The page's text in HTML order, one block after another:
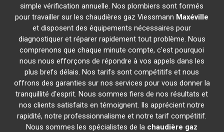
simple vérification annuelle. Nos plombiers sont formés
pour travailler sur les chaudières gaz Viessmann Maxéville
et disposent des équipements nécessaires pour
diagnostiquer et réparer rapidement tout problème. Nous
comprenons que chaque minute compte, c'est pourquoi
nous nous efforçons de répondre à vos appels dans les
plus brefs délais. Nos tarifs sont compétitifs et nous
offrons des garanties sur nos services pour vous donner la
tranquillité d'esprit. Nous sommes fiers de nos résultats et
nos clients satisfaits en témoignent. Ils apprécient notre
rapidité, notre professionnalisme et notre tarif compétitif.
Nous sommes les spécialistes de la chaudière gaz